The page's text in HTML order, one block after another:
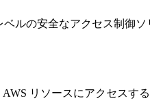
ルの安全なアクセス制御
リソースにアクセスす